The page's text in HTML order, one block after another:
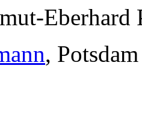
Eberhard
, Potsdam